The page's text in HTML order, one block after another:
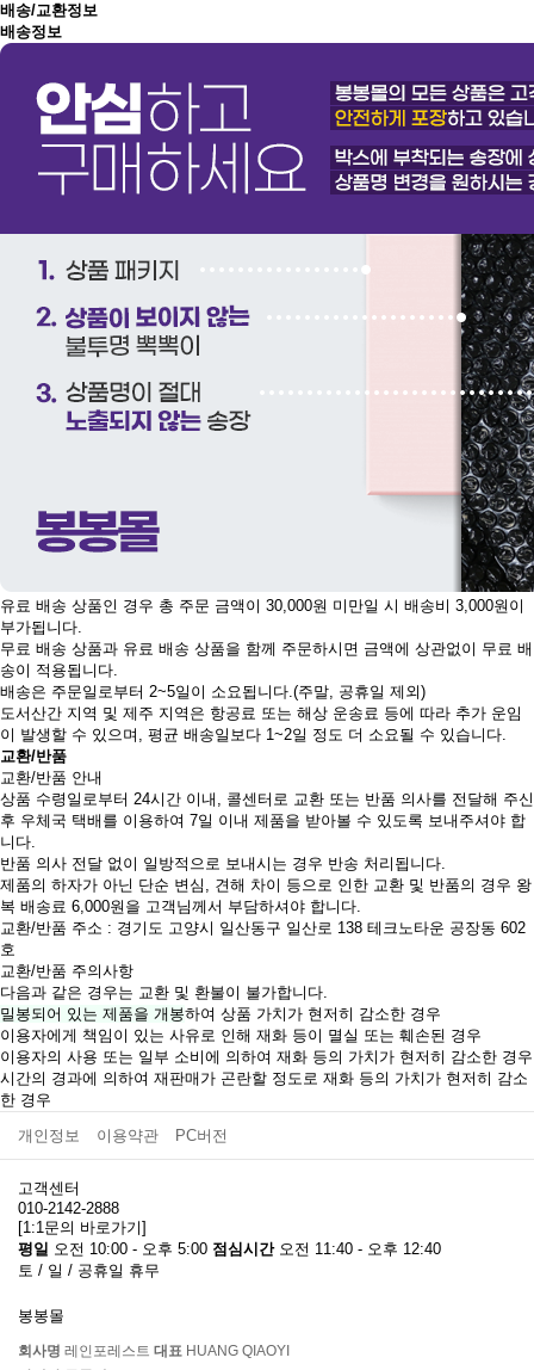
배송/교환정보
배송정보
유료 배송 상품인 경우 총 주문 금액이 30,000원 미만일 시 배송비 3,000원이
부가됩니다.
무료 배송 상품과 유료 배송 상품을 함께 주문하시면 금액에 상관없이 무료 배
송이 적용됩니다.
배송은 주문일로부터 2~5일이 소요됩니다.(주말, 공휴일 제외)
도서산간 지역 및 제주 지역은 항공료 또는 해상 운송료 등에 따라 추가 운임
이 발생할 수 있으며, 평균 배송일보다 1~2일 정도 더 소요될 수 있습니다.
교환/반품
교환/반품 안내
상품 수령일로부터 24시간 이내, 콜센터로 교환 또는 반품 의사를 전달해 주신
후 우체국 택배를 이용하여 7일 이내 제품을 받아볼 수 있도록 보내주셔야 합
니다.
반품 의사 전달 없이 일방적으로 보내시는 경우 반송 처리됩니다.
제품의 하자가 아닌 단순 변심, 견해 차이 등으로 인한 교환 및 반품의 경우 왕
복 배송료 6,000원을 고객님께서 부담하셔야 합니다.
교환/반품 주소 : 경기도 고양시 일산동구 일산로 138 테크노타운 공장동 602
호
교환/반품 주의사항
다음과 같은 경우는 교환 및 환불이 불가합니다.
밀봉되어 있는 제품을 개봉하여 상품 가치가 현저히 감소한 경우
이용자에게 책임이 있는 사유로 인해 재화 등이 멸실 또는 훼손된 경우
이용자의 사용 또는 일부 소비에 의하여 재화 등의 가치가 현저히 감소한 경우
시간의 경과에 의하여 재판매가 곤란할 정도로 재화 등의 가치가 현저히 감소
한 경우
개인정보
이용약관 PC버전
고객센터
010-2142-2888
[1:1문의 바로가기]
평일 오전 10:00 - 오후 5:00 점심시간오전 11:40 - 오후 12:40
토 / 일 / 공휴일 휴무
봉봉몰
회사명 레인포레스트 대표 HUANG QIAOYI